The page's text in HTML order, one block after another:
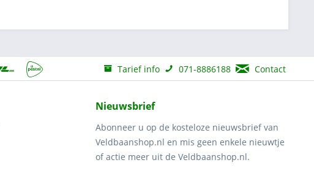
Tarief info 071-8886188 Contact
Nieuwsbrief
Abonneer u op de kosteloze nieuwsbrief van
Veldbaanshop.nl en mis geen enkele nieuwtje
of actie meer uit de Veldbaanshop.nl.